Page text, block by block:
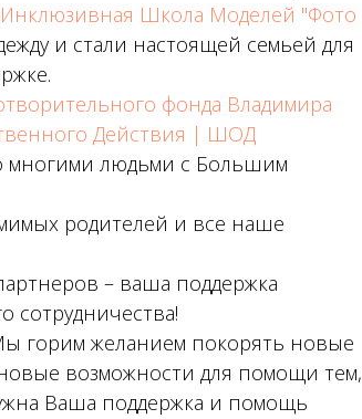
Школа Моделей "Фото
и стали настоящей семьей для
фонда Владимира
Действия | ШОД
многими людьми с Большим
родителей и все наше
– ваша поддержка
сотрудничества!
горим желанием покорять новые
возможности для помощи тем,
Ваша поддержка и помощь